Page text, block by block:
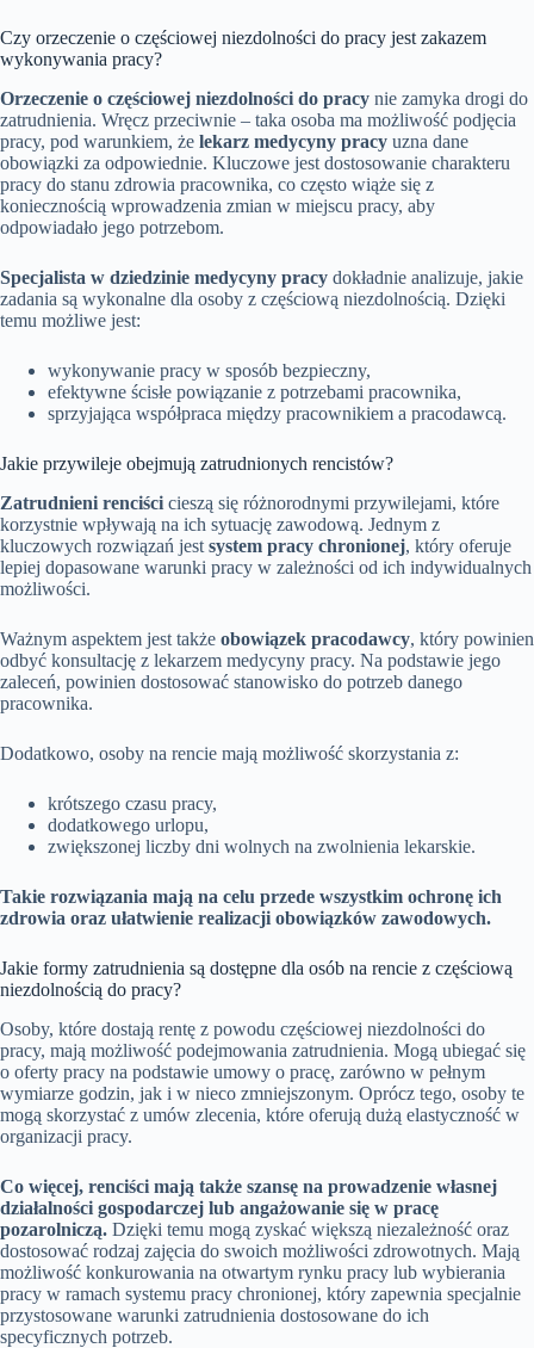
Czy orzeczenie o częściowej niezdolności do pracy jest zakazem
wykonywania pracy?
Orzeczenie o częściowej niezdolności do pracy nie zamyka drogi do
zatrudnienia. Wręcz przeciwnie – taka osoba ma możliwość podjęcia
pracy, pod warunkiem, że lekarz medycyny pracy uzna dane
obowiązki za odpowiednie. Kluczowe jest dostosowanie charakteru
pracy do stanu zdrowia pracownika, co często wiąże się z
koniecznością wprowadzenia zmian w miejscu pracy, aby
odpowiadało jego potrzebom.
Specjalista w dziedzinie medycyny pracy dokładnie analizuje, jakie
zadania są wykonalne dla osoby z częściową niezdolnością. Dzięki
temu możliwe jest:
wykonywanie pracy w sposób bezpieczny,
efektywne ścisłe powiązanie z potrzebami pracownika,
sprzyjająca współpraca między pracownikiem a pracodawcą.
Jakie przywileje obejmują zatrudnionych rencistów?
Zatrudnieni renciści cieszą się różnorodnymi przywilejami, które
korzystnie wpływają na ich sytuację zawodową. Jednym z
kluczowych rozwiązań jest system pracy chronionej, który oferuje
lepiej dopasowane warunki pracy w zależności od ich indywidualnych
możliwości.
Ważnym aspektem jest także obowiązek pracodawcy, który powinien
odbyć konsultację z lekarzem medycyny pracy. Na podstawie jego
zaleceń, powinien dostosować stanowisko do potrzeb danego
pracownika.
Dodatkowo, osoby na rencie mają możliwość skorzystania z:
krótszego czasu pracy,
dodatkowego urlopu,
zwiększonej liczby dni wolnych na zwolnienia lekarskie.
Takie rozwiązania mają na celu przede wszystkim ochronę ich
zdrowia oraz ułatwienie realizacji obowiązków zawodowych.
Jakie formy zatrudnienia są dostępne dla osób na rencie z częściową
niezdolnością do pracy?
Osoby, które dostają rentę z powodu częściowej niezdolności do
pracy, mają możliwość podejmowania zatrudnienia. Mogą ubiegać się
o oferty pracy na podstawie umowy o pracę, zarówno w pełnym
wymiarze godzin, jak i w nieco zmniejszonym. Oprócz tego, osoby te
mogą skorzystać z umów zlecenia, które oferują dużą elastyczność w
organizacji pracy.
Co więcej, renciści mają także szansę na prowadzenie własnej
działalności gospodarczej lub angażowanie się w pracę
pozarolniczą. Dzięki temu mogą zyskać większą niezależność oraz
dostosować rodzaj zajęcia do swoich możliwości zdrowotnych. Mają
możliwość konkurowania na otwartym rynku pracy lub wybierania
pracy w ramach systemu pracy chronionej, który zapewnia specjalnie
przystosowane warunki zatrudnienia dostosowane do ich
specyficznych potrzeb.